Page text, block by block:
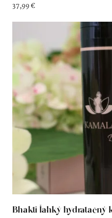
37,99€
Bhakti ľahký hydratačný